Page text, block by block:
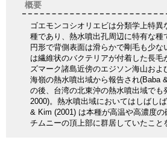
概要
ゴエモンコシオリエビは分類学上特異
種であり、熱水噴出孔周辺に特有な種
円形で背側表面は滑らかで剛毛も少な
は繊維状のバクテリアが付着した長毛
ズマーク諸島近傍のエジソン海山およ
海嶺の熱水噴出域から報告され(Baba
の後、台湾の北東沖の熱水噴出域でも
2000)。熱水噴出域においてはしばし
& Kim (2001) は本種が高温や高濃度
チムニーの頂上部に群居していたこと